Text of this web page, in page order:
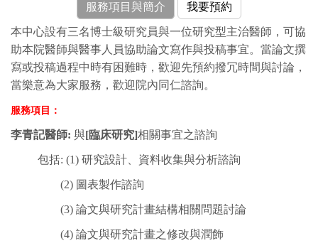
服務項目與簡介 我要預約
本中心設有三名博士級研究員與一位研究型主治醫師，可協
助本院醫師與醫事人員協助論文寫作與投稿事宜。當論文撰
寫或投稿過程中時有困難時，歡迎先預約撥冗時間與討論，
當樂意為大家服務，歡迎院內同仁諮詢。
服務項目：
李青記醫師: 與[臨床研究]相關事宜之諮詢
包括: (1) 研究設計、資料收集與分析諮詢
(2) 圖表製作諮詢
(3) 論文與研究計畫結構相關問題討論
(4) 論文與研究計畫之修改與潤飾